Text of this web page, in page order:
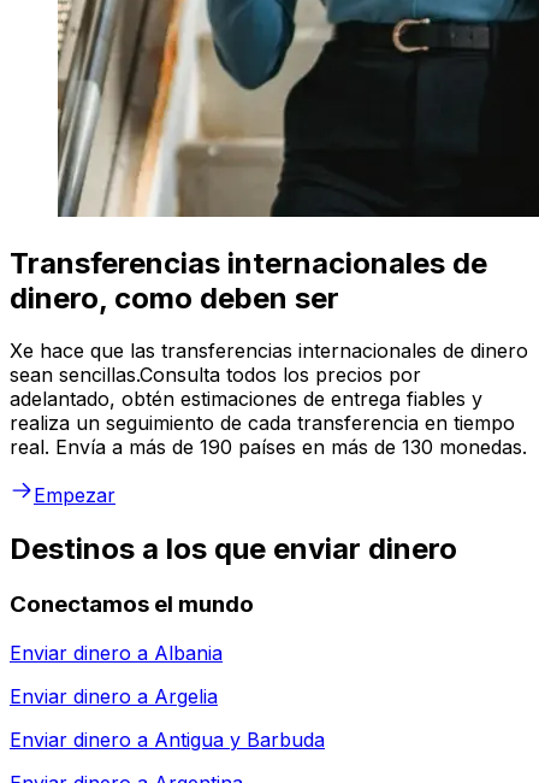
Transferencias internacionales de
dinero, como deben ser
Xe hace que las transferencias internacionales de dinero
sean sencillas.Consulta todos los precios por
adelantado, obtén estimaciones de entrega fiables y
realiza un seguimiento de cada transferencia en tiempo
real. Envía a más de 190 países en más de 130 monedas.
Empezar
Destinos a los que enviar dinero
Conectamos el mundo
Enviar dinero a Albania
Enviar dinero a Argelia
Enviar dinero a Antigua y Barbuda